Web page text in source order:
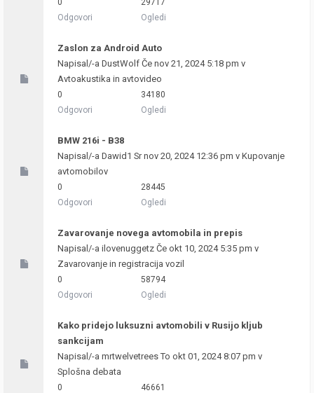
0
Odgovori
29717
Ogledi
Zaslon za Android Auto
Napisal/-a DustWolf Če nov 21, 2024 5:18 pm v
Avtoakustika in avtovideo
0
Odgovori
34180
Ogledi
BMW 216i - B38
Napisal/-a Dawid1 Sr nov 20, 2024 12:36 pm v Kupovanje
avtomobilov
0
Odgovori
28445
Ogledi
Zavarovanje novega avtomobila in prepis
Napisal/-a ilovenuggetz Če okt 10, 2024 5:35 pm v
Zavarovanje in registracija vozil
0
Odgovori
58794
Ogledi
Kako pridejo luksuzni avtomobili v Rusijo kljub
sankcijam
Napisal/-a mrtwelvetreesTo okt 01, 2024 8:07 pm v
Splošna debata
0
46661